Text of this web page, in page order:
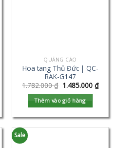
QUẢNG CÁO
Hoa tang Thủ Đức | QC-
RAK-G147
1.782.000₫ 1.485.000 ₫
Thêm vào giỏ hàng
Sale